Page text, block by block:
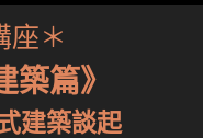
座＊
築篇》
建築談起